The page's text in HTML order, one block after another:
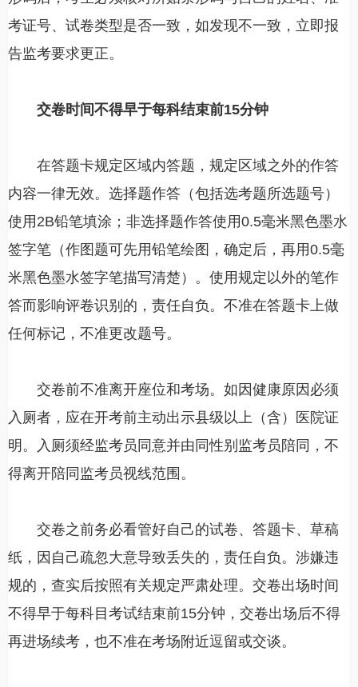
考证号、试卷类型是否一致，如发现不一致，立即报
告监考要求更正。
交卷时间不得早于每科结束前15分钟
在答题卡规定区域内答题，规定区域之外的作答
内容一律无效。选择题作答（包括选考题所选题号）
使用2B铅笔填涂；非选择题作答使用0.5毫米黑色墨水
签字笔（作图题可先用铅笔绘图，确定后，再用0.5毫
米黑色墨水签字笔描写清楚）。使用规定以外的笔作
答而影响评卷识别的，责任自负。不准在答题卡上做
任何标记，不准更改题号。
交卷前不准离开座位和考场。如因健康原因必须
入厕者，应在开考前主动出示县级以上（含）医院证
明。入厕须经监考员同意并由同性别监考员陪同，不
得离开陪同监考员视线范围。
交卷之前务必看管好自己的试卷、答题卡、草稿
纸，因自己疏忽大意导致丢失的，责任自负。涉嫌违
规的，查实后按照有关规定严肃处理。交卷出场时间
不得早于每科目考试结束前15分钟，交卷出场后不得
再进场续考，也不准在考场附近逗留或交谈。